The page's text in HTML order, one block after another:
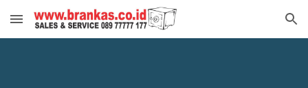
Skip to main content Skip to navigation